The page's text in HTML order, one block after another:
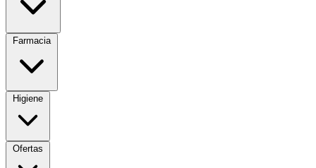
Farmacia
Higiene
Ofertas